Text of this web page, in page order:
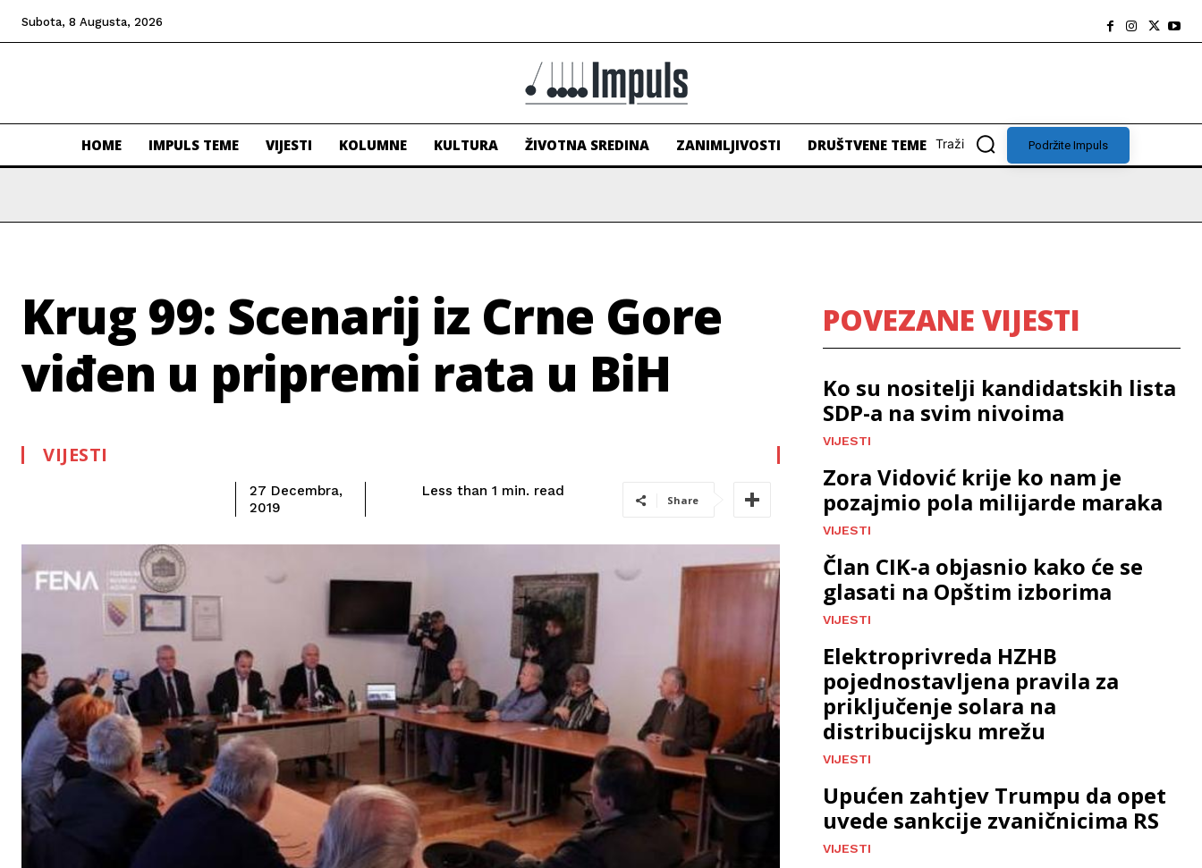
Subota, 8 Augusta, 2026
HOME IMPULS TEME VIJESTI KOLUMNE KULTURA ŽIVOTNA SREDINA ZANIMLJIVOSTI DRUŠTVENE TEME Traži Podržite Impuls
Krug 99: Scenarij iz Crne Gore
viđen u pripremi rata u BiH
VIJESTI
27 Decembra,
2019
Less than 1 min. read
Share
POVEZANE VIJESTI
Ko su nositelji kandidatskih lista
SDP-a na svim nivoima
VIJESTI
Zora Vidović krije ko nam je
pozajmio pola milijarde maraka
VIJESTI
Član CIK-a objasnio kako će se
glasati na Opštim izborima
VIJESTI
Elektroprivreda HZHB
pojednostavljena pravila za
priključenje solara na
distribucijsku mrežu
VIJESTI
Upućen zahtjev Trumpu da opet
uvede sankcije zvaničnicima RS
VIJESTI